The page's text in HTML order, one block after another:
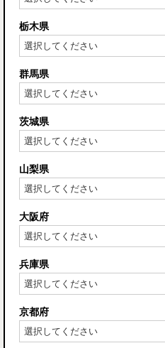
栃木県
群馬県
茨城県
山梨県
大阪府
兵庫県
京都府